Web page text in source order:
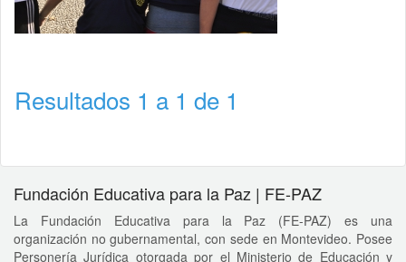
Resultados 1 a 1 de 1
Fundación Educativa para la Paz | FE-PAZ
La Fundación Educativa para la Paz (FE-PAZ) es una
organización no gubernamental, con sede en Montevideo. Posee
Personería Jurídica otorgada por el Ministerio de Educación y